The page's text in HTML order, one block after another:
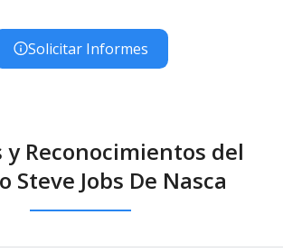
Solicitar Informes
y Reconocimientos del
Steve Jobs De Nasca